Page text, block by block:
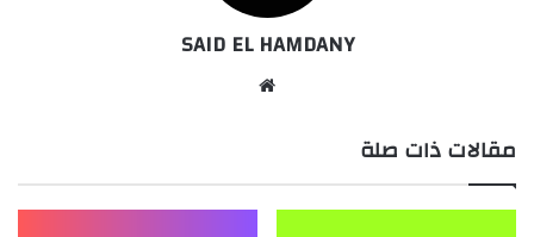
SAID EL HAMDANY
مقالات ذات صلة